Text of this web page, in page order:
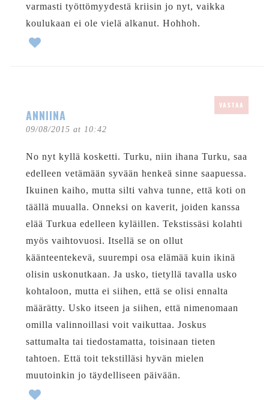
varmasti työttömyydestä kriisin jo nyt, vaikka
koulukaan ei ole vielä alkanut. Hohhoh.
ANNIINA
09/08/2015 at 10:42
VASTAA
No nyt kyllä kosketti. Turku, niin ihana Turku, saa
edelleen vetämään syvään henkeä sinne saapuessa.
Ikuinen kaiho, mutta silti vahva tunne, että koti on
täällä muualla. Onneksi on kaverit, joiden kanssa
elää Turkua edelleen kyläillen. Tekstissäsi kolahti
myös vaihtovuosi. Itsellä se on ollut
käänteentekevä, suurempi osa elämää kuin ikinä
olisin uskonutkaan. Ja usko, tietyllä tavalla usko
kohtaloon, mutta ei siihen, että se olisi ennalta
määrätty. Usko itseen ja siihen, että nimenomaan
omilla valinnoillasi voit vaikuttaa. Joskus
sattumalta tai tiedostamatta, toisinaan tieten
tahtoen. Että toit tekstilläsi hyvän mielen
muutoinkin jo täydelliseen päivään.